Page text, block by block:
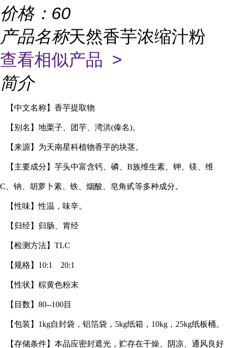
价格： 60
产品名称天然香芋浓缩汁粉
查看相似产品 >
简介
【中文名称】香芋提取物
【别名】地栗子、团芋、湾洪(傣名)。
【来源】为天南星科植物香芋的块茎。
【主要成分】芋头中富含钙、磷、 B族维生素、钾、镁、维
C、钠、胡萝卜素、铁、烟酸、皂角甙等多种成分。
【性味】性温，味辛。
【归经】归肠、胃经
【检测方法】 TLC
【规格】 10:1 20:1
【性状】棕黄色粉末
【目数】 80--100目
【包装】 1kg自封袋，铝箔袋，5kg纸箱，10kg，25kg纸板桶。
【存储条件】本品应密封遮光，贮存在干燥、阴凉、通风良好